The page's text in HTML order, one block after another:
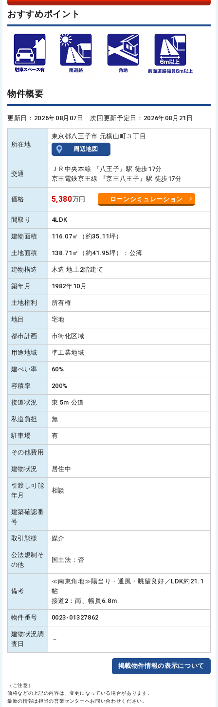
おすすめポイント
物件概要
更新日：2026年08月07日 次回更新予定日：2026年08月21日
所在地
東京都八王子市 元横山町３丁目
周辺地図
交通
ＪＲ中央本線 『八王子』駅 徒歩17分
京王電鉄京王線 『京王八王子』駅 徒歩17分
価格 5,380万円 ローンシミュレーション
間取り 4LDK
建物面積 116.07㎡（約35.11坪）
土地面積 138.71㎡（約41.95坪）：公簿
建物構造 木造 地上2階建て
築年月 1982年10月
土地権利 所有権
地目 宅地
都市計画 市街化区域
用途地域 準工業地域
建ぺい率 60%
容積率 200%
接道状況 東 5m 公道
私道負担 無
駐車場 有
その他費用
建物状況 居住中
引渡し可能
年月
相談
建築確認番
号
取引態様 媒介
公法規制そ
の他
国土法：否
備考
≪南東角地≫陽当り・通風・眺望良好／LDK約21.1
帖
接道2：南、幅員6.8m
物件番号 0023-01327862
建物状況調
査日
－
掲載物件情報の表示について
（ご注意）
価格などの上記の内容は、変更になっている場合があります。
最新の情報は担当の営業センターへお問い合わせください。